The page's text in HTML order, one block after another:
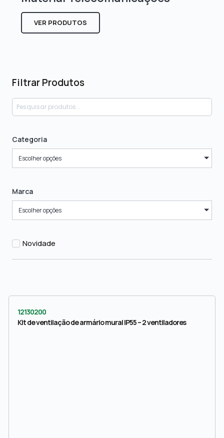
Filtrar Produtos
Categoria
Escolher opções
Marca
Escolher opções
Novidade
VER PRODUTOS
12130200
Kit de ventilação de armário mural IP55 – 2 ventiladores